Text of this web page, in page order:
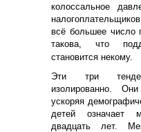
колоссальное
всё большее число
такова, что
становится некому.
Эти три
изолированно.
ускоряя
детей означает
двадцать лет.